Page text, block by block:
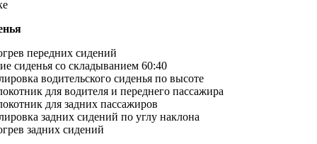
передних сидений
сиденья со складыванием 60:40
водительского сиденья по высоте
для водителя и переднего пассажира
для задних пассажиров
задних сидений по углу наклона
задних сидений